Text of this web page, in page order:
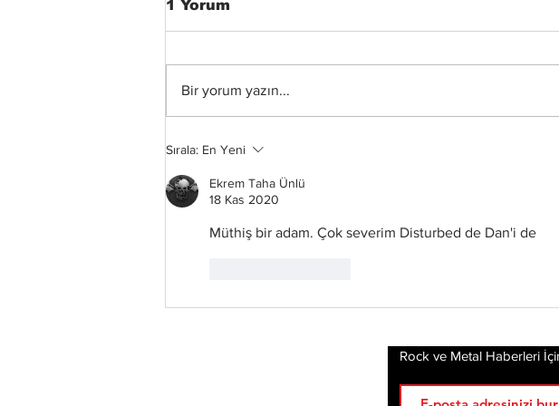
Taake – En Skog av
Nidstang Albüm
İncelemesi
1 Yorum
Bir yorum yazın...
Sırala: En Yeni
Ekrem Taha Ünlü
18 Kas 2020
Müthiş bir adam. Çok severim Disturbed de Dan'i de
Rock ve Metal Haberleri